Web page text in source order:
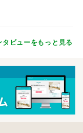
タビューをもっと見る